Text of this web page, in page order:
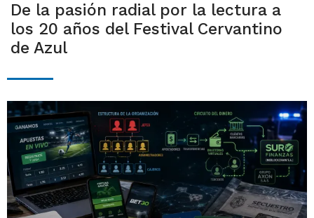
De la pasión radial por la lectura a
los 20 años del Festival Cervantino
de Azul